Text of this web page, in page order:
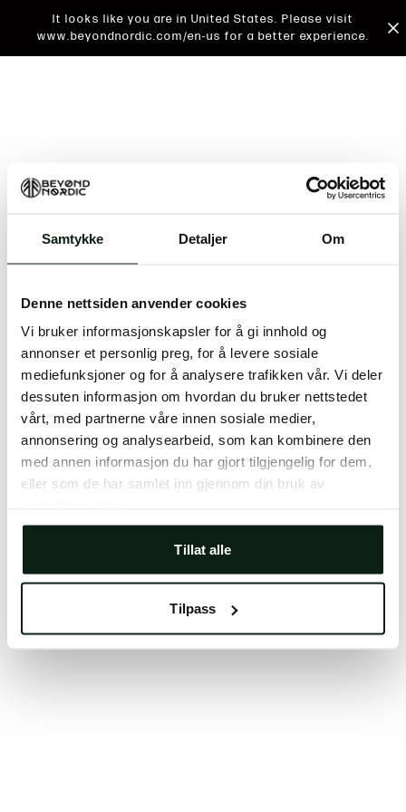
Samtykke Detaljer Om
Denne nettsiden anvender cookies
Vi bruker informasjonskapsler for å gi innhold og
annonser et personlig preg, for å levere sosiale
mediefunksjoner og for å analysere trafikken vår. Vi deler
dessuten informasjon om hvordan du bruker nettstedet
vårt, med partnerne våre innen sosiale medier,
annonsering og analysearbeid, som kan kombinere den
med annen informasjon du har gjort tilgjengelig for dem,
eller som de har samlet inn gjennom din bruk av
Tillat alle
Tilpass
It looks like you are in United States. Please visit
www.beyondnordic.com/en-us for a better experience.
An unknown error has occurred. An error report has
issue will be investigated.
Click the button below to refresh the website. If the
issue persists, either try waiting a moment or
reopening your browser.
Clearing your browser cache may also help in some
cases.
We apologize for the inconvenience.